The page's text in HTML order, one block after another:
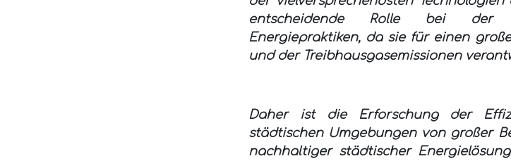
entscheidende Rolle bei der
Energiepraktiken, da sie für einen
und der Treibhausgasemissionen
Daher ist die Erforschung der
städtischen Umgebungen von großer
nachhaltiger städtischer